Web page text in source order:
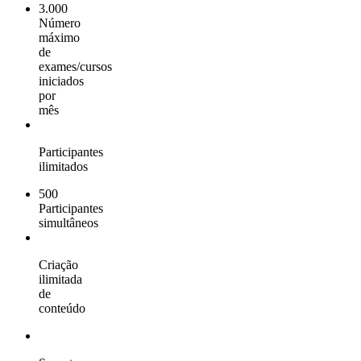
3.000
Número
máximo
de
exames/cursos
iniciados
por
mês
Participantes
ilimitados
500
Participantes
simultâneos
Criação
ilimitada
de
conteúdo